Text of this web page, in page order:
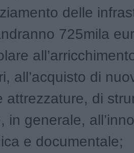
delle
725mila
all’acquisto di
attrezzature, di
in generale,
e documentale;